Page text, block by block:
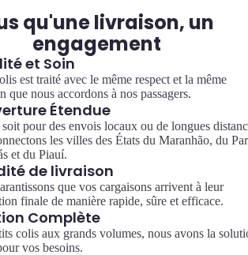
qu'une livraison, un
engagement
et Soin
est traité avec le même respect et la même
que nous accordons à nos passagers.
Étendue
pour des envois locaux ou de longues
les villes des États du Maranhão, du
et du Piauí.
de livraison
que vos cargaisons arrivent à leur
finale de manière rapide, sûre et efficace.
Complète
colis aux grands volumes, nous avons la
vos besoins.